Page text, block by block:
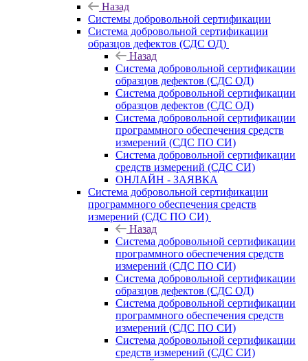
Назад
Системы добровольной сертификации
Система добровольной сертификации
образцов дефектов (СДС ОД)
Назад
Система добровольной сертификации
образцов дефектов (СДС ОД)
Система добровольной сертификации
образцов дефектов (СДС ОД)
Система добровольной сертификации
программного обеспечения средств
измерений (СДС ПО СИ)
Система добровольной сертификации
средств измерений (СДС СИ)
ОНЛАЙН - ЗАЯВКА
Система добровольной сертификации
программного обеспечения средств
измерений (СДС ПО СИ)
Назад
Система добровольной сертификации
программного обеспечения средств
измерений (СДС ПО СИ)
Система добровольной сертификации
образцов дефектов (СДС ОД)
Система добровольной сертификации
программного обеспечения средств
измерений (СДС ПО СИ)
Система добровольной сертификации
средств измерений (СДС СИ)